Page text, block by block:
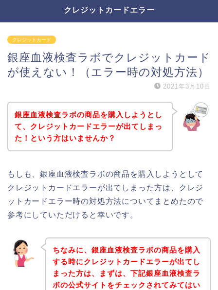
クレジットカードエラー
クレジットカード
銀座血液検査ラボでクレジットカード
が使えない！（エラー時の対処方法）
2021年3月10日
銀座血液検査ラボの商品を購入しようとし
て、クレジットカードエラーが出てしまっ
た！という方はいませんか？
もしも、銀座血液検査ラボの商品を購入しようとして
クレジットカードエラーが出てしまった方は、クレジ
ットカードエラー時の対処方法についてまとめたので
参考にしていただけると幸いです。
ちなみに、銀座血液検査ラボの商品を購入
する時にクレジットカードエラーが出てし
まった方は、まずは、下記銀座血液検査ラ
ボの公式サイトをチェックされてみてはい